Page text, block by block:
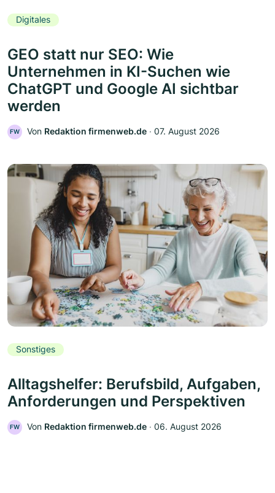
Digitales
GEO statt nur SEO: Wie
Unternehmen in KI-Suchen wie
ChatGPT und Google AI sichtbar
werden
FW Von Redaktion firmenweb.de ‧ 07. August 2026
Sonstiges
Alltagshelfer: Berufsbild, Aufgaben,
Anforderungen und Perspektiven
FW Von Redaktion firmenweb.de ‧ 06. August 2026